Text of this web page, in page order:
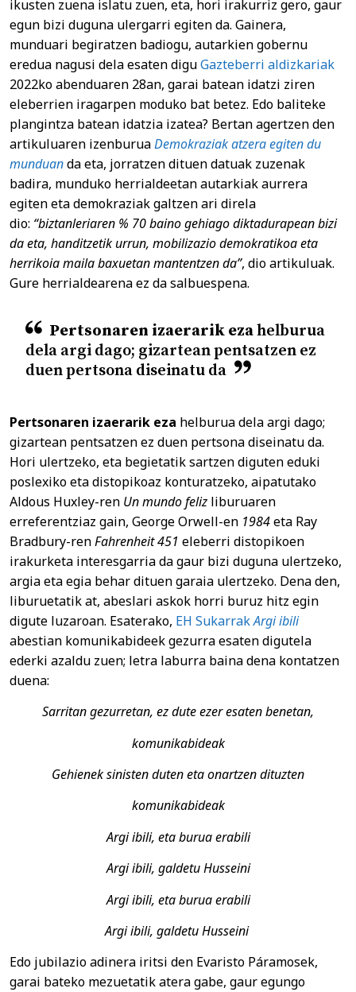
ikusten zuena islatu zuen, eta, hori irakurriz gero, gaur
egun bizi duguna ulergarri egiten da. Gainera,
munduari begiratzen badiogu, autarkien gobernu
eredua nagusi dela esaten diguGazteberri aldizkariak
2022ko abenduaren 28an, garai batean idatzi ziren
eleberrien iragarpen moduko bat betez. Edo baliteke
plangintza batean idatzia izatea? Bertan agertzen den
artikuluaren izenburuaDemokraziak atzera egiten du
munduanda eta, jorratzen dituen datuak zuzenak
badira, munduko herrialdeetan autarkiak aurrera
egiten eta demokraziak galtzen ari direla
dio: “biztanleriaren % 70 baino gehiago diktadurapean bizi
da eta, handitzetik urrun, mobilizazio demokratikoa eta
herrikoia maila baxuetan mantentzen da”, dio artikuluak.
Gure herrialdearena ez da salbuespena.
Pertsonaren izaerarik ezahelburua
dela argi dago; gizartean pentsatzen ez
duen pertsona diseinatu da
Pertsonaren izaerarik eza helburua dela argi dago;
gizartean pentsatzen ez duen pertsona diseinatu da.
Hori ulertzeko, eta begietatik sartzen diguten eduki
poslexiko eta distopikoaz konturatzeko, aipatutako
Aldous Huxley-ren Un mundo feliz liburuaren
erreferentziaz gain, George Orwell-en 1984eta Ray
Bradbury-renFahrenheit 451 eleberri distopikoen
irakurketa interesgarria da gaur bizi duguna ulertzeko,
argia eta egia behar dituen garaia ulertzeko. Dena den,
liburuetatik at, abeslari askok horri buruz hitz egin
digute luzaroan. Esaterako, EH SukarrakArgi ibili
abestian komunikabideek gezurra esaten digutela
ederki azaldu zuen; letra laburra baina dena kontatzen
duena:
Sarritan gezurretan, ez dute ezer esaten benetan,
komunikabideak
Gehienek sinisten duten eta onartzen dituzten
komunikabideak
Argi ibili, eta burua erabili
Argi ibili, galdetu Husseini
Argi ibili, eta burua erabili
Argi ibili, galdetu Husseini
Edo jubilazio adinera iritsi den Evaristo Páramosek,
garai bateko mezuetatik atera gabe, gaur egungo